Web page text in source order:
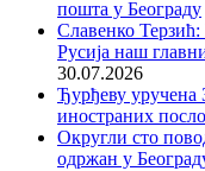
пошта у Београду
Славенко Терзић:
Русија наш
30.07.2026
Ђурђеву уручена
иностраних
Округли сто
одржан у